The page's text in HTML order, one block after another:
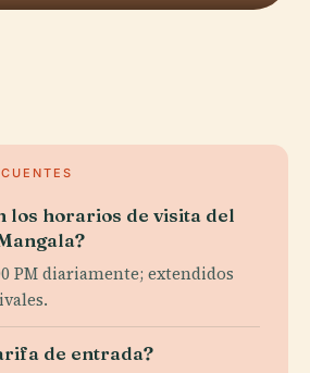
los horarios de visita del
PM diariamente; extendidos
de entrada?